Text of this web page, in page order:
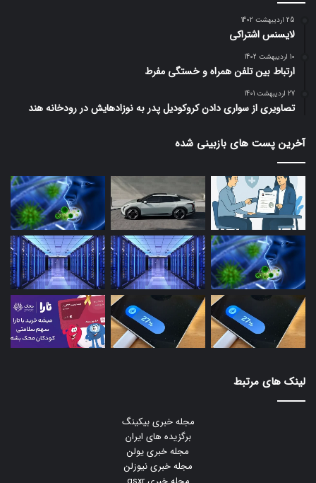
25 اردیبهشت 1402
لایسنس اشتراکی
10 اردیبهشت 1402
ارتباط بین تلفن همراه و خستگی مفرط
27 اردیبهشت 1401
تصاویری از سواری دادن کروکودیل پدر به نوزادهایش در رودخانه هند
آخرین پست های بازبینی شده
لینک های مرتبط
مجله خبری بیکینگ
برگزیده های ایران
مجله خبری یولن
مجله خبری نیوزلن